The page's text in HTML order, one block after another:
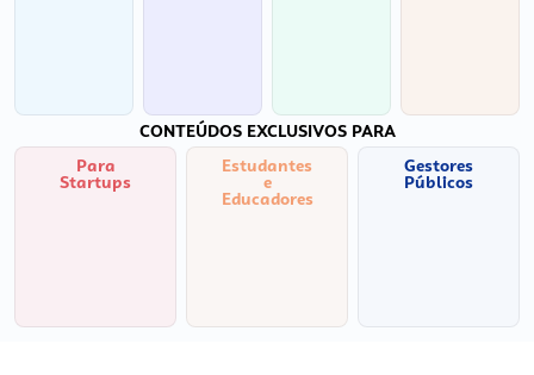
CONTEÚDOS EXCLUSIVOS PARA
Para
Startups
Estudantes
e
Educadores
Gestores
Públicos